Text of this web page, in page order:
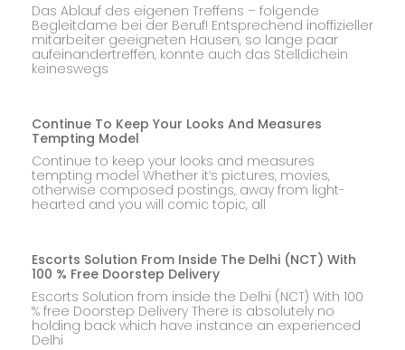
Das Ablauf des eigenen Treffens – folgende
Begleitdame bei der Beruf! Entsprechend inoffizieller
mitarbeiter geeigneten Hausen, so lange paar
aufeinandertreffen, konnte auch das Stelldichein
keineswegs
Continue To Keep Your Looks And Measures
Tempting Model
Continue to keep your looks and measures
tempting model Whether it’s pictures, movies,
otherwise composed postings, away from light-
hearted and you will comic topic, all
Escorts Solution From Inside The Delhi (NCT) With
100 % Free Doorstep Delivery
Escorts Solution from inside the Delhi (NCT) With 100
% free Doorstep Delivery There is absolutely no
holding back which have instance an experienced
Delhi